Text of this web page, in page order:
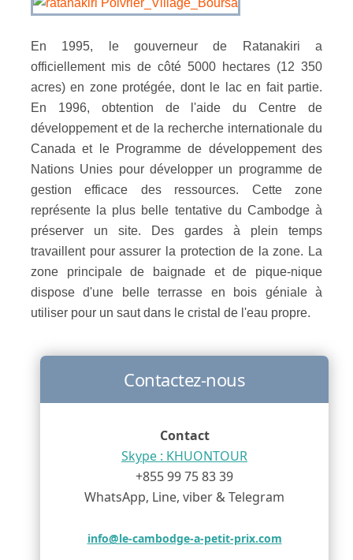
En 1995, le gouverneur de Ratanakiri a
officiellement mis de côté 5000 hectares (12 350
acres) en zone protégée, dont le lac en fait partie.
En 1996, obtention de l'aide du Centre de
développement et de la recherche internationale du
Canada et le Programme de développement des
Nations Unies pour développer un programme de
gestion efficace des ressources. Cette zone
représente la plus belle tentative du Cambodge à
préserver un site. Des gardes à plein temps
travaillent pour assurer la protection de la zone. La
zone principale de baignade et de pique-nique
dispose d'une belle terrasse en bois géniale à
utiliser pour un saut dans le cristal de l'eau propre.
Contactez-nous
Contact
Skype : KHUONTOUR
+855 99 75 83 39
WhatsApp, Line, viber & Telegram
info@le-cambodge-a-petit-prix.com